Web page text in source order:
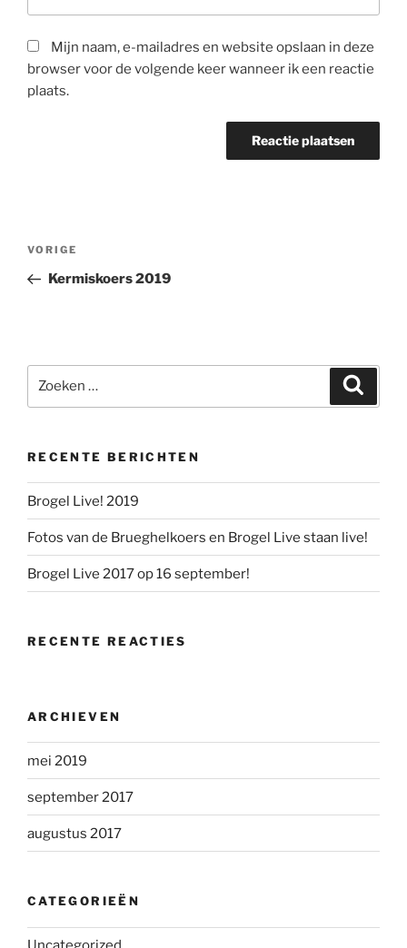
Mijn naam, e-mailadres en website opslaan in deze
browser voor de volgende keer wanneer ik een reactie
plaats.
Berichtnavigatie
Vorig
bericht
VORIGE
Kermiskoers 2019
naar:
RECENTE BERICHTEN
Brogel Live! 2019
Fotos van de Brueghelkoers en Brogel Live staan live!
Brogel Live 2017 op 16 september!
RECENTE REACTIES
ARCHIEVEN
mei 2019
september 2017
augustus 2017
CATEGORIEËN